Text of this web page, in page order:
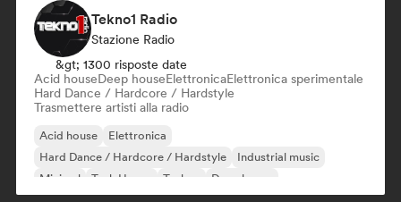
Tekno1 Radio
Stazione Radio
&gt; 1300 risposte date
Acid houseDeep houseElettronicaElettronica sperimentale
Hard Dance / Hardcore / Hardstyle
Trasmettere artisti alla radio
Acid house
Elettronica
Hard Dance / Hardcore / Hardstyle
Industrial music
Minimal
Tech House Techno Deep house